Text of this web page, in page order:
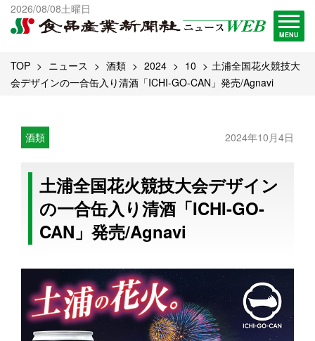
2026/08/08土曜日
MENU
出版物一覧へ
試読・購読申し込み
TOP ニュース 酒類 2024 10
土浦全国花火競技大
会デザインの一合缶入り清酒「ICHI-GO-CAN」発売/Agnavi
酒類 2024年10月4日
土浦全国花火競技大会デザイン
の一合缶入り清酒「ICHI-GO-
CAN」発売/Agnavi